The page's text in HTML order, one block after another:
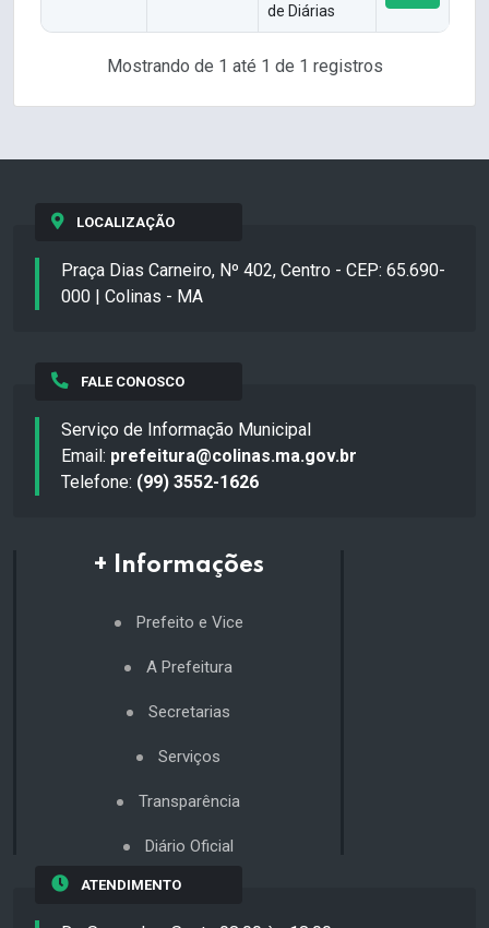
de Diárias
Mostrando de 1 até 1 de 1 registros
LOCALIZAÇÃO
Praça Dias Carneiro, Nº 402, Centro - CEP: 65.690-
000 | Colinas - MA
FALE CONOSCO
Serviço de Informação Municipal
Email: prefeitura@colinas.ma.gov.br
Telefone: (99) 3552-1626
+ Informações
Prefeito e Vice
A Prefeitura
Secretarias
Serviços
Transparência
Diário Oficial
ATENDIMENTO